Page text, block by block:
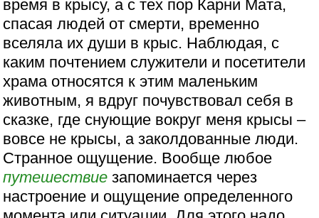
время в крысу, а с тех пор Карни Мата,
спасая людей от смерти, временно
вселяла их души в крыс. Наблюдая, с
каким почтением служители и посетители
храма относятся к этим маленьким
животным, я вдруг почувствовал себя в
сказке, где снующие вокруг меня крысы –
вовсе не крысы, а заколдованные люди.
Странное ощущение. Вообще любое
путешествие запоминается через
настроение и ощущение определенного